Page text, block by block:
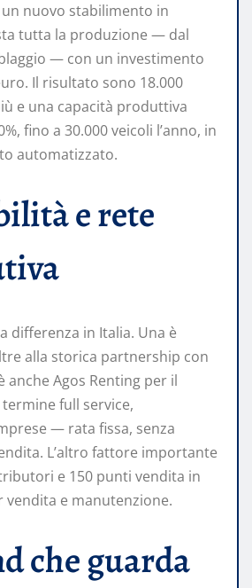
nuovo stabilimento in
tutta la produzione — dal
— con un investimento
Il risultato sono 18.000
e una capacità produttiva
fino a 30.000 veicoli l’anno, in
automatizzato.
e rete
differenza in Italia. Una è
alla storica partnership con
anche Agos Renting per il
full service,
— rata fissa, senza
L’altro fattore importante
e 150 punti vendita in
vendita e manutenzione.
che guarda